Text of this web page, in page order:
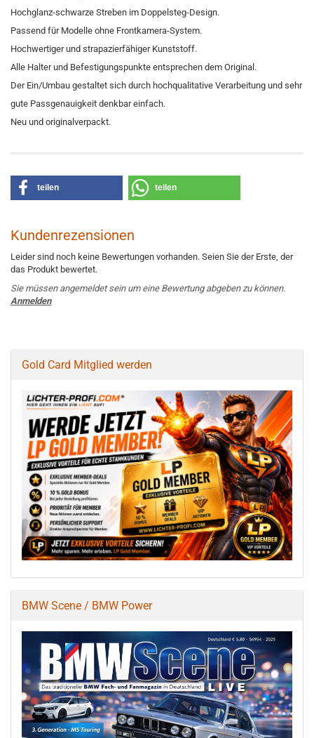
Hochglanz-schwarze Streben im Doppelsteg-Design.
Passend für Modelle ohne Frontkamera-System.
Hochwertiger und strapazierfähiger Kunststoff.
Alle Halter und Befestigungspunkte entsprechen dem Original.
Der Ein/Umbau gestaltet sich durch hochqualitative Verarbeitung und sehr
gute Passgenauigkeit denkbar einfach.
Neu und originalverpackt.
teilen teilen
Kundenrezensionen
Leider sind noch keine Bewertungen vorhanden. Seien Sie der Erste, der
das Produkt bewertet.
Sie müssen angemeldet sein um eine Bewertung abgeben zu können.
Anmelden
Gold Card Mitglied werden
BMW Scene / BMW Power